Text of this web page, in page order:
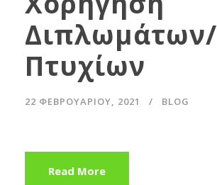
Διπλωμάτων/
Πτυχίων
22 ΦΕΒΡΟΥΑΡΊΟΥ, 2021 BLOG
Read More